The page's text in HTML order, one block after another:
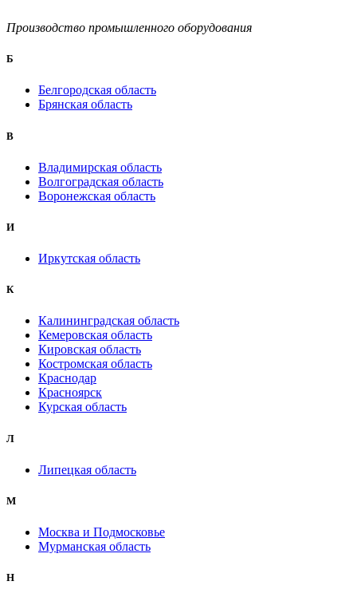
Производство промышленного оборудования
Б
Белгородская область
Брянская область
B
Владимирская область
Волгоградская область
Воронежская область
И
Иркутская область
К
Калининградская область
Кемеровская область
Кировская область
Костромская область
Краснодар
Красноярск
Курская область
Л
Липецкая область
М
Москва и Подмосковье
Мурманская область
Н